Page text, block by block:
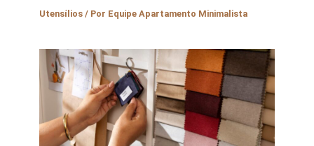
Utensílios / Por Equipe Apartamento Minimalista